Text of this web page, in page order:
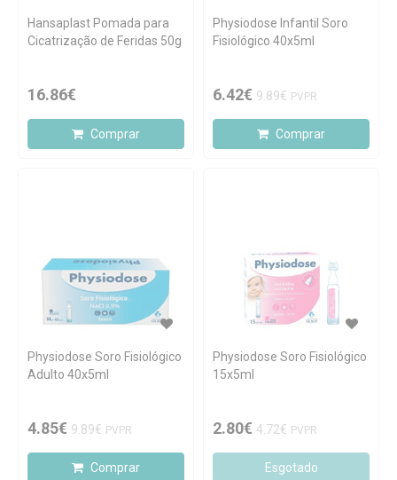
Hansaplast Pomada para
Cicatrização de Feridas 50g
16.86€
Comprar
Physiodose Infantil Soro
Fisiológico 40x5ml
6.42€ 9.89€ PVPR
Comprar
Physiodose Soro Fisiológico
Adulto 40x5ml
4.85€ 9.89€ PVPR
Comprar
Physiodose Soro Fisiológico
15x5ml
2.80€ 4.72€ PVPR
Esgotado